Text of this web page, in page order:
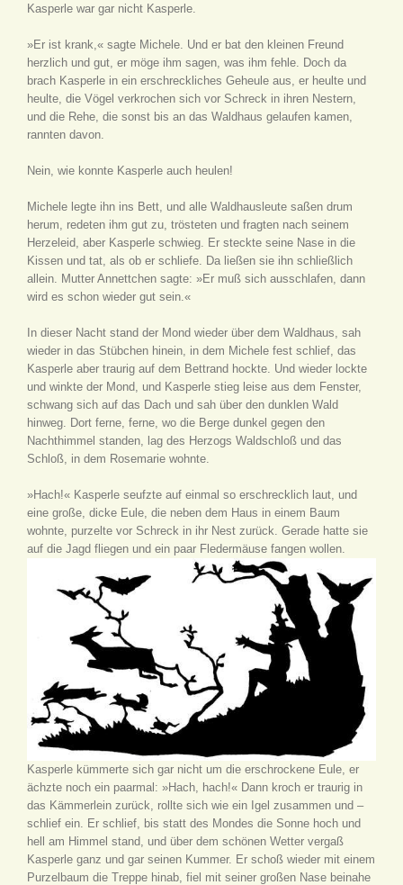
Kasperle war gar nicht Kasperle.
»Er ist krank,« sagte Michele. Und er bat den kleinen Freund
herzlich und gut, er möge ihm sagen, was ihm fehle. Doch da
brach Kasperle in ein erschreckliches Geheule aus, er heulte und
heulte, die Vögel verkrochen sich vor Schreck in ihren Nestern,
und die Rehe, die sonst bis an das Waldhaus gelaufen kamen,
rannten davon.
Nein, wie konnte Kasperle auch heulen!
Michele legte ihn ins Bett, und alle Waldhausleute saßen drum
herum, redeten ihm gut zu, trösteten und fragten nach seinem
Herzeleid, aber Kasperle schwieg. Er steckte seine Nase in die
Kissen und tat, als ob er schliefe. Da ließen sie ihn schließlich
allein. Mutter Annettchen sagte: »Er muß sich ausschlafen, dann
wird es schon wieder gut sein.«
In dieser Nacht stand der Mond wieder über dem Waldhaus, sah
wieder in das Stübchen hinein, in dem Michele fest schlief, das
Kasperle aber traurig auf dem Bettrand hockte. Und wieder lockte
und winkte der Mond, und Kasperle stieg leise aus dem Fenster,
schwang sich auf das Dach und sah über den dunklen Wald
hinweg. Dort ferne, ferne, wo die Berge dunkel gegen den
Nachthimmel standen, lag des Herzogs Waldschloß und das
Schloß, in dem Rosemarie wohnte.
»Hach!« Kasperle seufzte auf einmal so erschrecklich laut, und
eine große, dicke Eule, die neben dem Haus in einem Baum
wohnte, purzelte vor Schreck in ihr Nest zurück. Gerade hatte sie
auf die Jagd fliegen und ein paar Fledermäuse fangen wollen.
Kasperle kümmerte sich gar nicht um die erschrockene Eule, er
ächzte noch ein paarmal: »Hach, hach!« Dann kroch er traurig in
das Kämmerlein zurück, rollte sich wie ein Igel zusammen und –
schlief ein. Er schlief, bis statt des Mondes die Sonne hoch und
hell am Himmel stand, und über dem schönen Wetter vergaß
Kasperle ganz und gar seinen Kummer. Er schoß wieder mit einem
Purzelbaum die Treppe hinab, fiel mit seiner großen Nase beinahe